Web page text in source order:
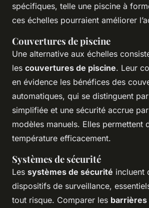
spécifiques, telle une piscine à
ces échelles pourraient améliorer
Couvertures de piscine
Une alternative aux échelles
les couvertures de piscine. Leur
en évidence les bénéfices des
automatiques, qui se distinguent
simplifiée et une sécurité accrue
modèles manuels. Elles permettent
température efficacement.
Systèmes de sécurité
Les systèmes de sécurité incluent
dispositifs de surveillance,
tout risque. Comparer les barrières